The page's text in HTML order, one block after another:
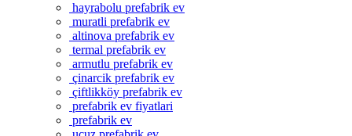
hayrabolu prefabrik ev
muratli prefabrik ev
altinova prefabrik ev
termal prefabrik ev
armutlu prefabrik ev
çinarcik prefabrik ev
çiftlikköy prefabrik ev
prefabrik ev fiyatlari
prefabrik ev